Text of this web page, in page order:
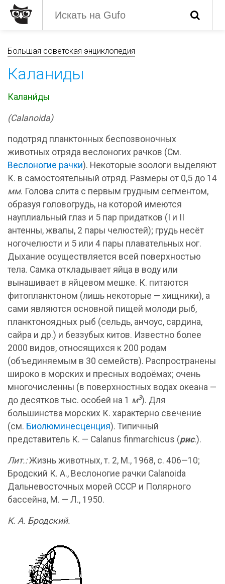
Большая советская энциклопедия
Каланиды
Калани́ды
(Calanoida)
подотряд планктонных беспозвоночных
животных отряда веслоногих рачков (См.
Веслоногие рачки). Некоторые зоологи выделяют
К. в самостоятельный отряд. Размеры от 0,5 до 14
мм. Голова слита с первым грудным сегментом,
образуя головогрудь, на которой имеются
науплиальный глаз и 5 пар придатков (I и II
антенны, жвалы, 2 пары челюстей); грудь несёт
ногочелюсти и 5 или 4 пары плавательных ног.
Дыхание осуществляется всей поверхностью
тела. Самка откладывает яйца в воду или
вынашивает в яйцевом мешке. К. питаются
фитопланктоном (лишь некоторые — хищники), а
сами являются основной пищей молоди рыб,
планктоноядных рыб (сельдь, анчоус, сардина,
сайра и др.) и беззубых китов. Известно более
2000 видов, относящихся к 200 родам
(объединяемым в 30 семейств). Распространены
широко в морских и пресных водоёмах; очень
многочисленны (в поверхностных водах океана —
до десятков тыс. особей на 1 м3). Для
большинства морских К. характерно свечение
(см. Биолюминесценция). Типичный
представитель К. — Calanus finmarchicus (рис.).
Лит.:Жизнь животных, т. 2, М., 1968, с. 406—10;
Бродский К. А., Веслоногие рачки Calanoida
Дальневосточных морей СССР и Полярного
бассейна, М. — Л., 1950.
К. А. Бродский.